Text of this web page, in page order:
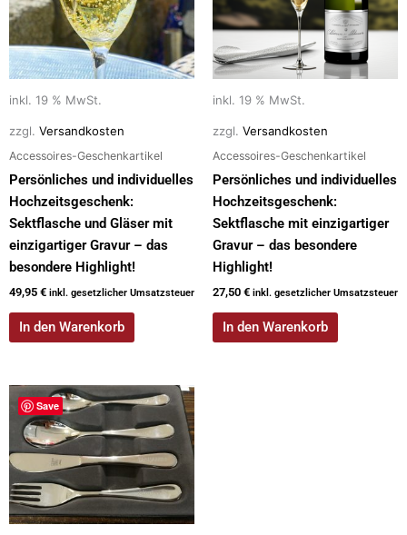
inkl. 19 % MwSt.
zzgl. Versandkosten
Accessoires-Geschenkartikel
Persönliches und individuelles
Hochzeitsgeschenk:
Sektflasche und Gläser mit
einzigartiger Gravur – das
besondere Highlight!
49,95 € inkl. gesetzlicher Umsatzsteuer
In den Warenkorb
inkl. 19 % MwSt.
zzgl. Versandkosten
Accessoires-Geschenkartikel
Persönliches und individuelles
Hochzeitsgeschenk:
Sektflasche mit einzigartiger
Gravur – das besondere
Highlight!
27,50 € inkl. gesetzlicher Umsatzsteuer
In den Warenkorb
Save